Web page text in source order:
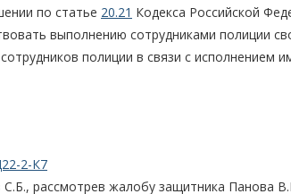
по статье 20.21 Кодекса Российской
выполнению сотрудниками полиции
полиции в связи с исполнением
2-К7
рассмотрев жалобу защитника Панова